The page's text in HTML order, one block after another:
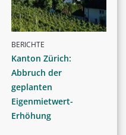
BERICHTE
Kanton Zürich:
Abbruch der
geplanten
Eigenmietwert-
Erhöhung